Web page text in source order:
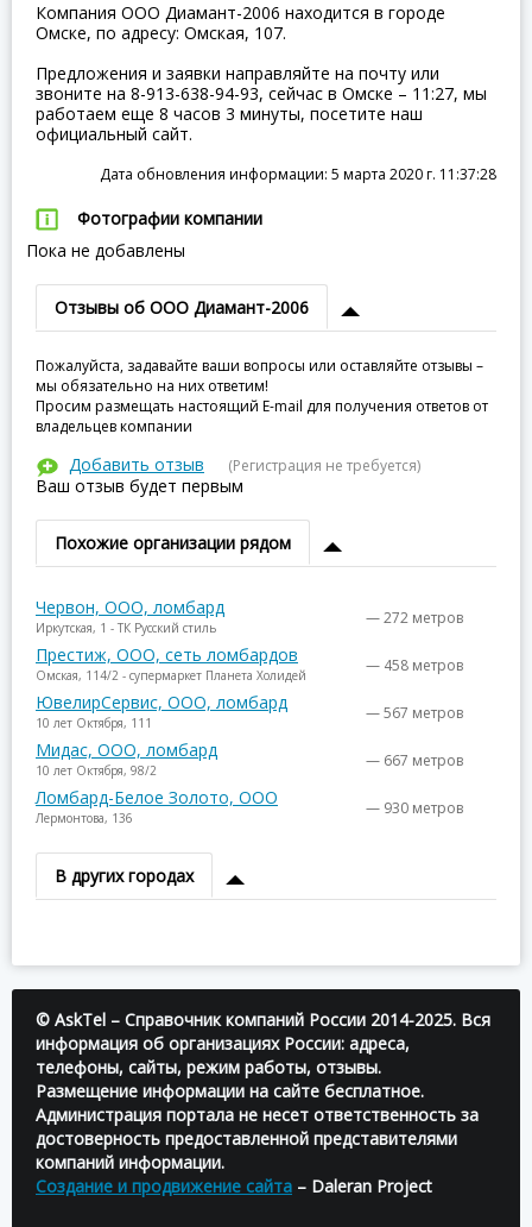
Компания ООО Диамант-2006 находится в городе
Омске, по адресу: Омская, 107.
Предложения и заявки направляйте на почту или
звоните на 8-913-638-94-93, сейчас в Омске – 11:27, мы
работаем еще 8 часов 3 минуты, посетите наш
официальный сайт.
Дата обновления информации: 5 марта 2020 г. 11:37:28
Фотографии компании
Пока не добавлены
Отзывы об ООО Диамант-2006
Пожалуйста, задавайте ваши вопросы или оставляйте отзывы –
мы обязательно на них ответим!
Просим размещать настоящий E-mail для получения ответов от
владельцев компании
Добавить отзыв (Регистрация не требуется)
Ваш отзыв будет первым
Похожие организации рядом
Червон, ООО, ломбард
Иркутская, 1 - ТК Русский стиль — 272 метров
Престиж, ООО, сеть ломбардов
Омская, 114/2 - супермаркет Планета Холидей — 458 метров
ЮвелирСервис, ООО, ломбард
10 лет Октября, 111 — 567 метров
Мидас, ООО, ломбард
10 лет Октября, 98/2 — 667 метров
Ломбард-Белое Золото, ООО
Лермонтова, 136 — 930 метров
В других городах
© AskTel – Справочник компаний России 2014-2025. Вся
информация об организациях России: адреса,
телефоны, сайты, режим работы, отзывы.
Размещение информации на сайте бесплатное.
Администрация портала не несет ответственность за
достоверность предоставленной представителями
компаний информации.
Создание и продвижение сайта – Daleran Project